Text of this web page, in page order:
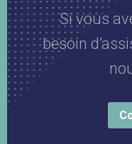
Si vous
besoin